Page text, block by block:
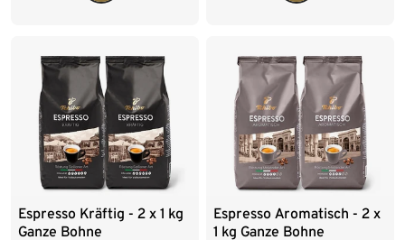
Espresso Kräftig - 2 x 1 kg
Ganze Bohne
Espresso Aromatisch - 2 x
1 kg Ganze Bohne